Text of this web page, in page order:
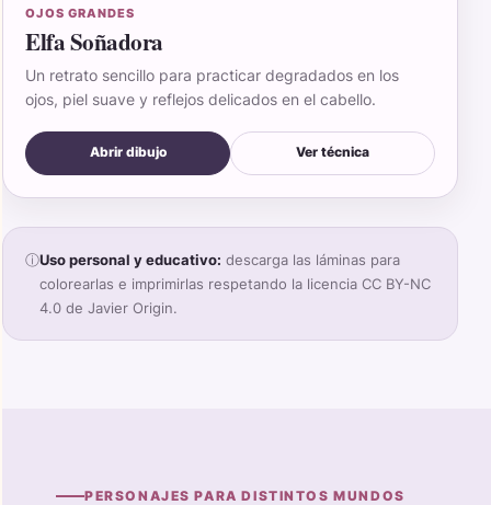
OJOS GRANDES
Elfa Soñadora
Un retrato sencillo para practicar degradados en los
ojos, piel suave y reflejos delicados en el cabello.
Abrir dibujo Ver técnica
ⓘUso personal y educativo: descarga las láminas para
colorearlas e imprimirlas respetando la licencia CC BY-NC
4.0 de Javier Origin.
PERSONAJES PARA DISTINTOS MUNDOS